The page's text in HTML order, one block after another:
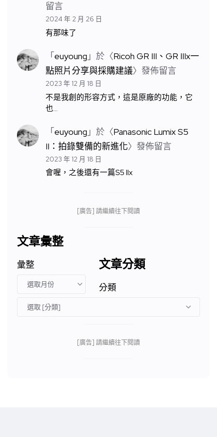
留言
2024 年 2 月 26 日
有那味了
「euyoung 」於〈Ricoh GR III、GR IIIx一
點照片分享與採購建議〉發佈留言
2023 年 12 月 18 日
不是我創的形容方式，這是原廠的功能，它
也…
「euyoung 」於〈Panasonic Lumix S5
II：拍錄雙備的新進化〉發佈留言
2023 年 12 月 18 日
會喔，之後還有一篇S5 IIx
[廣告] 請繼續往下閱讀
文章彙整
彙整 文章分類
分類
[廣告] 請繼續往下閱讀